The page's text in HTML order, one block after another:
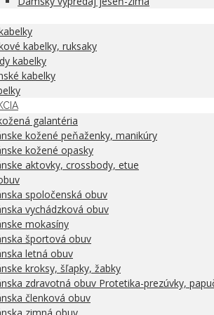
kabelky, ruksaky
kabelky
kabelky
galantéria
kožené peňaženky, manikúry
kožené opasky
aktovky, crossbody, etue
spoločenská obuv
vychádzková obuv
mokasíny
športová obuv
letná obuv
kroksy, šľapky, žabky
zdravotná obuv Protetika-prezúvky,
členková obuv